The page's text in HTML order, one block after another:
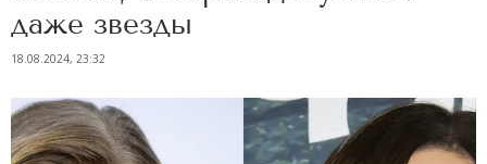
даже звезды
18.08.2024, 23:32